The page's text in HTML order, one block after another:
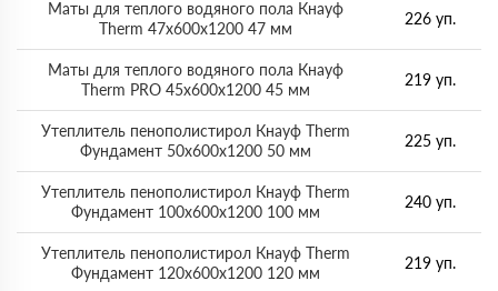
Маты для теплого водяного пола Кнауф
Therm 47х600х1200 47 мм
226 уп.
Маты для теплого водяного пола Кнауф
Therm PRO 45х600х1200 45 мм
219 уп.
Утеплитель пенополистирол Кнауф Therm
Фундамент 50х600х1200 50 мм
225 уп.
Утеплитель пенополистирол Кнауф Therm
Фундамент 100х600х1200 100 мм
240 уп.
Утеплитель пенополистирол Кнауф Therm
Фундамент 120х600х1200 120 мм
219 уп.